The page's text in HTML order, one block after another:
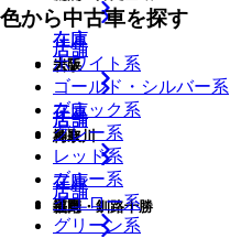
在庫
店舗
道東・釧路十勝
岩手
在庫
店舗
店舗
神奈川
在庫
在庫
店舗
長野
大阪
在庫
店舗
店舗
鳥取
在庫
在庫
店舗
福岡
色から中古車を探す
ホワイト系
ゴールド・シルバー系
ブラック系
グレー系
レッド系
ブルー系
イエロー系
グリーン系